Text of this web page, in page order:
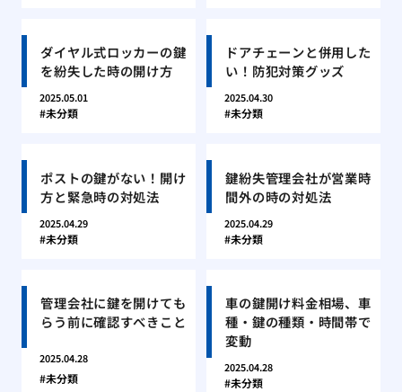
ダイヤル式ロッカーの鍵
を紛失した時の開け方
2025.05.01
未分類
ドアチェーンと併用した
い！防犯対策グッズ
2025.04.30
未分類
ポストの鍵がない！開け
方と緊急時の対処法
2025.04.29
未分類
鍵紛失管理会社が営業時
間外の時の対処法
2025.04.29
未分類
管理会社に鍵を開けても
らう前に確認すべきこと
2025.04.28
未分類
車の鍵開け料金相場、車
種・鍵の種類・時間帯で
変動
2025.04.28
未分類